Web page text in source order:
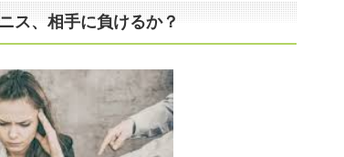
ス、相手に負けるか？